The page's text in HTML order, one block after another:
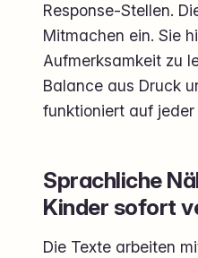
Response-Stellen.
Mitmachen ein. Sie
Aufmerksamkeit zu
Balance aus Druck
funktioniert auf
Sprachliche
Kinder sofort
Die Texte arbeiten